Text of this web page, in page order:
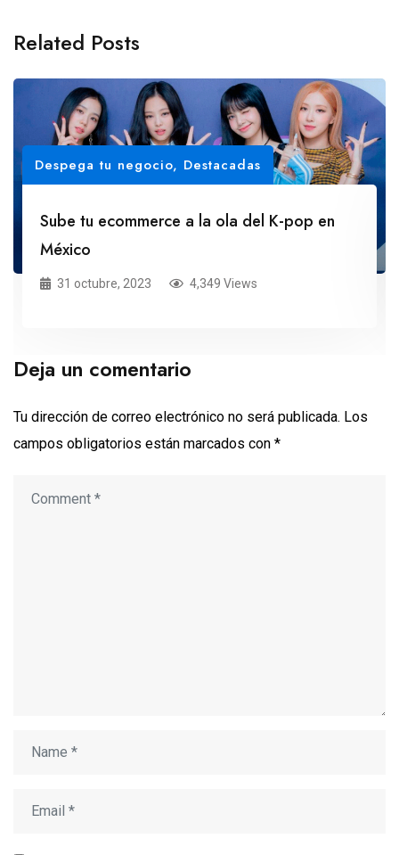
Related Posts
Despega tu negocio, Destacadas
Sube tu ecommerce a la ola del K-pop en
México
31 octubre, 2023 4,349 Views
Deja un comentario
Tu dirección de correo electrónico no será publicada. Los
campos obligatorios están marcados con *